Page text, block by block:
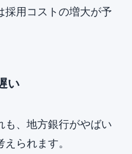
採用コストの増大が予
い
も、地方銀行がやばい
られます。